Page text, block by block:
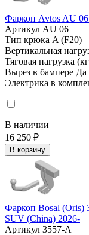
Фаркоп Avtos AU
Артикул AU 06
Тип крюка A (F20)
Вертикальная
Тяговая нагрузка
Вырез в бампере Да
Электрика в
В наличии
16 250 ₽
В корзину
Фаркоп Bosal (Oris)
SUV (China) 2026-
Артикул 3557-A